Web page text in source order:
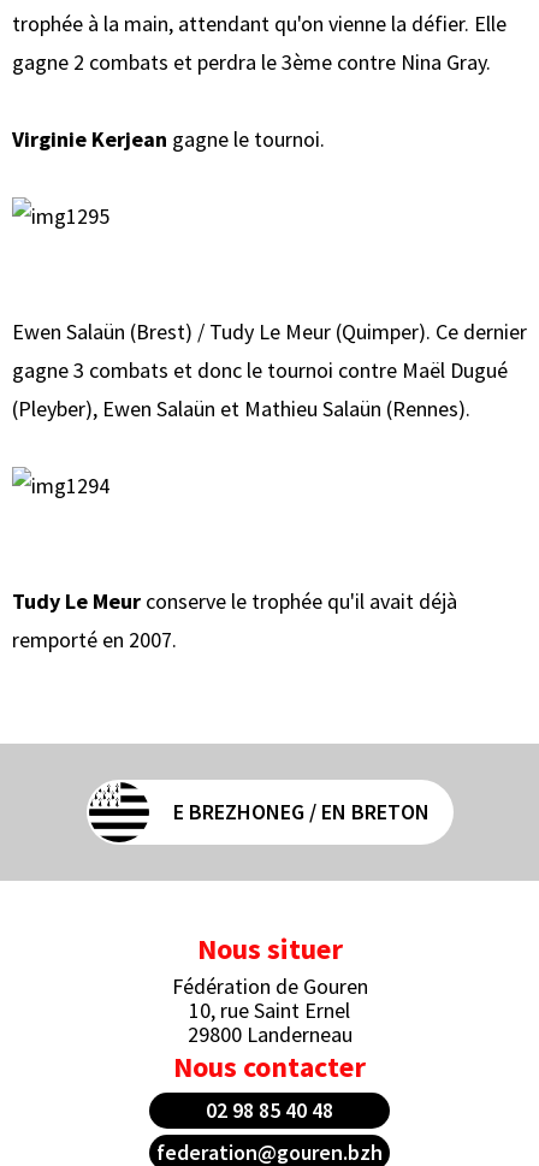
trophée à la main, attendant qu'on vienne la défier. Elle
gagne 2 combats et perdra le 3ème contre Nina Gray.
Virginie Kerjean gagne le tournoi.
Ewen Salaün (Brest) / Tudy Le Meur (Quimper). Ce dernier
gagne 3 combats et donc le tournoi contre Maël Dugué
(Pleyber), Ewen Salaün et Mathieu Salaün (Rennes).
Tudy Le Meur conserve le trophée qu'il avait déjà
remporté en 2007.
E BREZHONEG / EN BRETON
Nous situer
Fédération de Gouren
10, rue Saint Ernel
29800 Landerneau
Nous contacter
02 98 85 40 48
federation@gouren.bzh